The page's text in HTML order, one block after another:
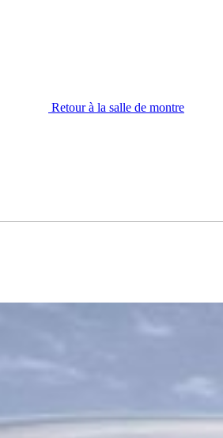
Retour à la salle de montre